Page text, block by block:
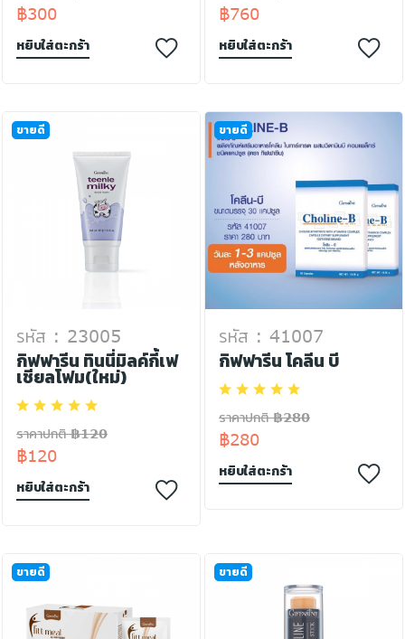
฿300
หยิบใส่ตะกร้า
฿760
หยิบใส่ตะกร้า
ขายดี
รหัส : 23005
กิฟฟารีน ทินนี่มิลค์กี้เฟ
เชียลโฟม(ใหม่)
ราคาปกติ ฿120
฿120
หยิบใส่ตะกร้า
ขายดี
รหัส : 41007
กิฟฟารีน โคลีน บี
ราคาปกติ ฿280
฿280
หยิบใส่ตะกร้า
ขายดี ขายดี